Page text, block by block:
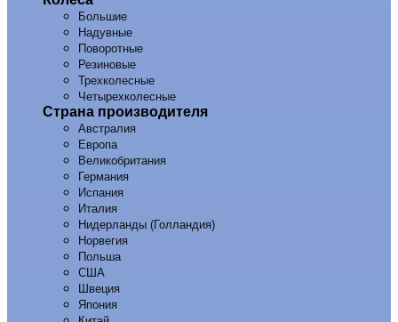
Большие
Надувные
Поворотные
Резиновые
Трехколесные
Четырехколесные
Страна производителя
Австралия
Европа
Великобритания
Германия
Испания
Италия
Нидерланды (Голландия)
Норвегия
Польша
США
Швеция
Япония